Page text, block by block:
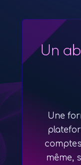
Un
Une
même,